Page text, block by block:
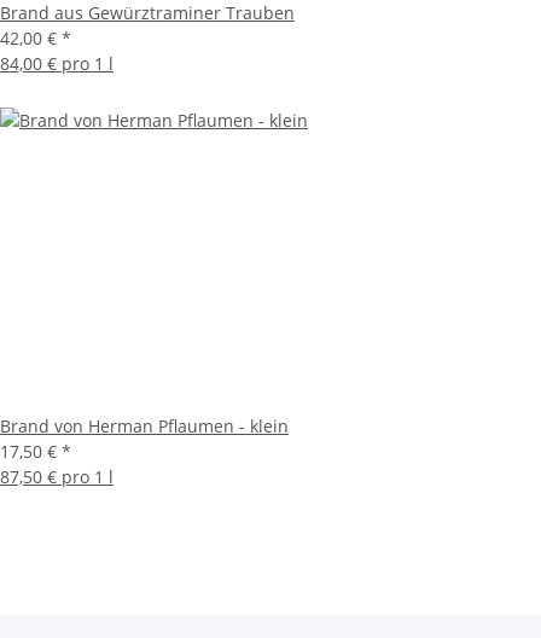
Brand aus Gewürztraminer Trauben
42,00 € *
84,00 € pro 1 l
Brand von Herman Pflaumen - klein
17,50 € *
87,50 € pro 1 l